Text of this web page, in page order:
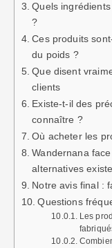
Quels
?
Ces produits
du poids ?
Que disent
clients
Existe-t-il des
connaître ?
Où acheter les
Wandernana
alternatives
Notre avis final :
Questions
Les